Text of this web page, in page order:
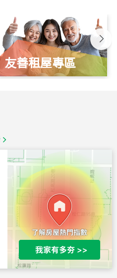
友善租屋專區
1,020萬
總價
490萬
總價
1,808萬